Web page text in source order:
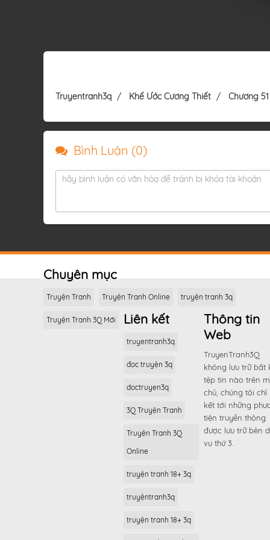
Truyentranh3q Khế Ước Cương Thiết Chương 51
Bình Luận (0)
hãy bình luận có văn hóa để tránh bị khóa tài khoản
Chuyên mục
Truyện Tranh Truyện Tranh Online truyện tranh 3q
Truyện Tranh 3Q Mới Liên kết
truyentranh3q
đọc truyện 3q
doctruyen3q
3Q Truyện Tranh
Truyện Tranh 3Q
Online
truyện tranh 18+ 3q
truyệntranh3q
truyện tranh 18+ 3q
Thông tin
Web
TruyenTranh3Q
không lưu trữ bất
tệp tin nào trên
chủ, chúng tôi chỉ
kết tới những
tiện truyền thông
được lưu trữ bên
vụ thứ 3.